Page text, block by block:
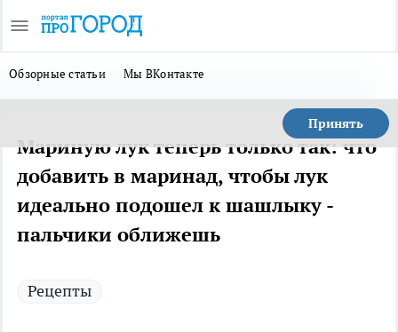
Обзорные статьи Мы ВКонтакте
Принять
Мариную лук теперь только так: что
добавить в маринад, чтобы лук
идеально подошел к шашлыку -
пальчики оближешь
Рецепты